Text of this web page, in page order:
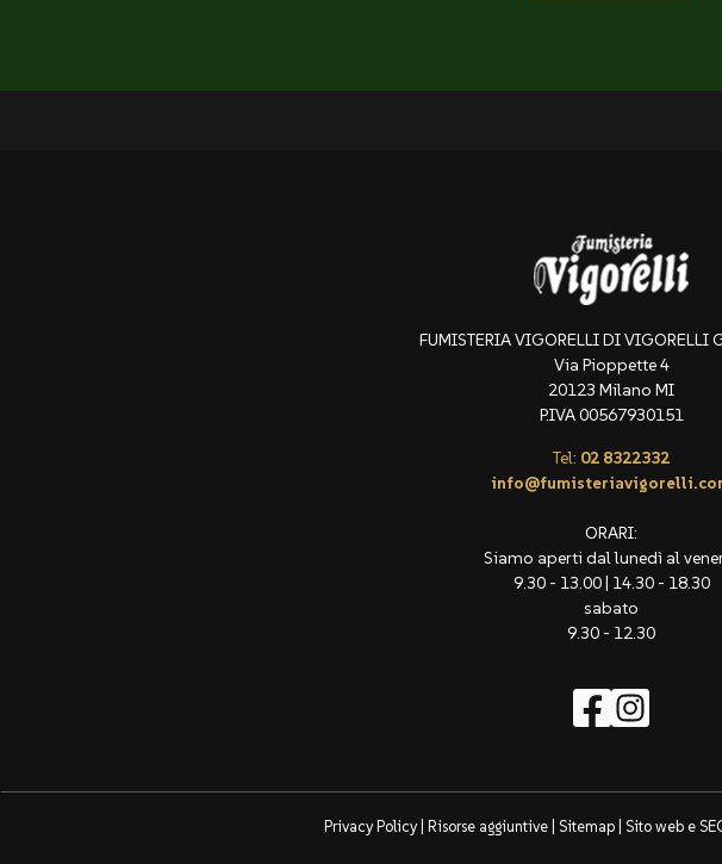
FUMISTERIA VIGORELLI DI VIGORELLI
Via Pioppette 4
20123 Milano MI
P.IVA 00567930151
Tel: 02 8322332
ORARI:
Siamo aperti dal lunedì al
9.30 - 13.00 | 14.30 - 18.30
sabato
9.30 - 12.30
Privacy Policy| Risorse aggiuntive| Sitemap| Sito web e